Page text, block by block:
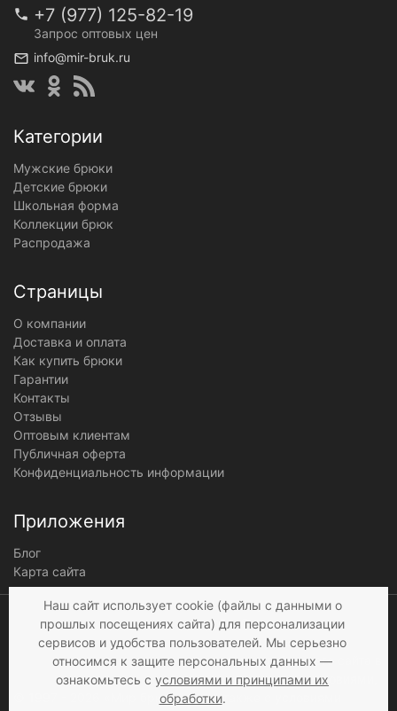
+7 (977) 125-82-19
Запрос оптовых цен
info@mir-bruk.ru
Категории
Мужские брюки
Детские брюки
Школьная форма
Коллекции брюк
Распродажа
Страницы
О компании
Доставка и оплата
Как купить брюки
Гарантии
Контакты
Отзывы
Оптовым клиентам
Публичная оферта
Конфиденциальность информации
Приложения
Блог
Карта сайта
© 1997 - 2026 «Мир брюк»
Мы получаем и
обрабатываем
персональные данные
посетителей нашего сайта в
соответствии сусловиями
а также c
Наш сайт использует cookie (файлы с данными о
прошлых посещениях сайта) для персонализации
сервисов и удобства пользователей. Мы серьезно
относимся к защите персональных данных —
ознакомьтесь с условиями и принципами их
обработки.